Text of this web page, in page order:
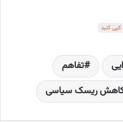
کپی کنید
تفاهم
ریسک سیاسی